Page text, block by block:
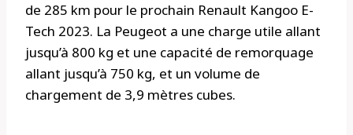
de 285 km pour le prochain Renault Kangoo E-
Tech 2023. La Peugeot a une charge utile allant
jusqu’à 800 kg et une capacité de remorquage
allant jusqu’à 750 kg, et un volume de
chargement de 3,9 mètres cubes.